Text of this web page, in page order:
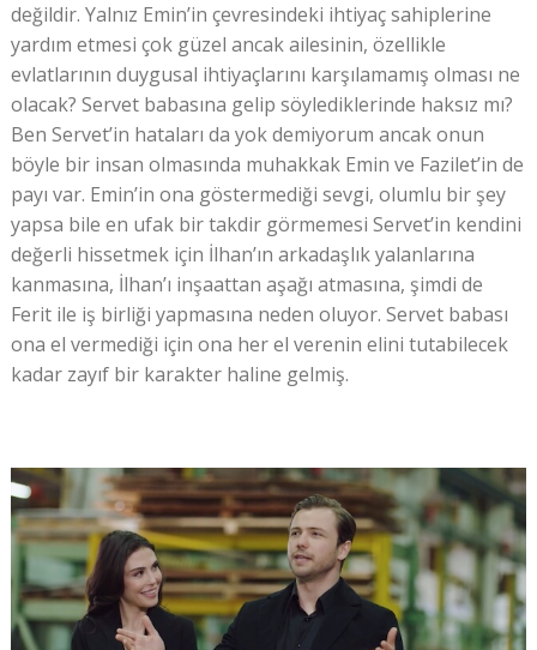
değildir. Yalnız Emin’in çevresindeki ihtiyaç sahiplerine
yardım etmesi çok güzel ancak ailesinin, özellikle
evlatlarının duygusal ihtiyaçlarını karşılamamış olması ne
olacak? Servet babasına gelip söylediklerinde haksız mı?
Ben Servet’in hataları da yok demiyorum ancak onun
böyle bir insan olmasında muhakkak Emin ve Fazilet’in de
payı var. Emin’in ona göstermediği sevgi, olumlu bir şey
yapsa bile en ufak bir takdir görmemesi Servet’in kendini
değerli hissetmek için İlhan’ın arkadaşlık yalanlarına
kanmasına, İlhan’ı inşaattan aşağı atmasına, şimdi de
Ferit ile iş birliği yapmasına neden oluyor. Servet babası
ona el vermediği için ona her el verenin elini tutabilecek
kadar zayıf bir karakter haline gelmiş.